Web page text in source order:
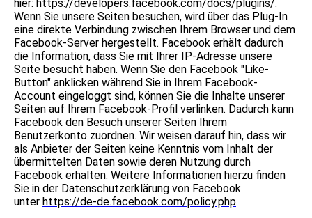
hier: https://developers.facebook.com/docs/plugins/.
Wenn Sie unsere Seiten besuchen, wird über das Plug-In
eine direkte Verbindung zwischen Ihrem Browser und dem
Facebook-Server hergestellt. Facebook erhält dadurch
die Information, dass Sie mit Ihrer IP-Adresse unsere
Seite besucht haben. Wenn Sie den Facebook "Like-
Button" anklicken während Sie in Ihrem Facebook-
Account eingeloggt sind, können Sie die Inhalte unserer
Seiten auf Ihrem Facebook-Profil verlinken. Dadurch kann
Facebook den Besuch unserer Seiten Ihrem
Benutzerkonto zuordnen. Wir weisen darauf hin, dass wir
als Anbieter der Seiten keine Kenntnis vom Inhalt der
übermittelten Daten sowie deren Nutzung durch
Facebook erhalten. Weitere Informationen hierzu finden
Sie in der Datenschutzerklärung von Facebook
unter https://de-de.facebook.com/policy.php.